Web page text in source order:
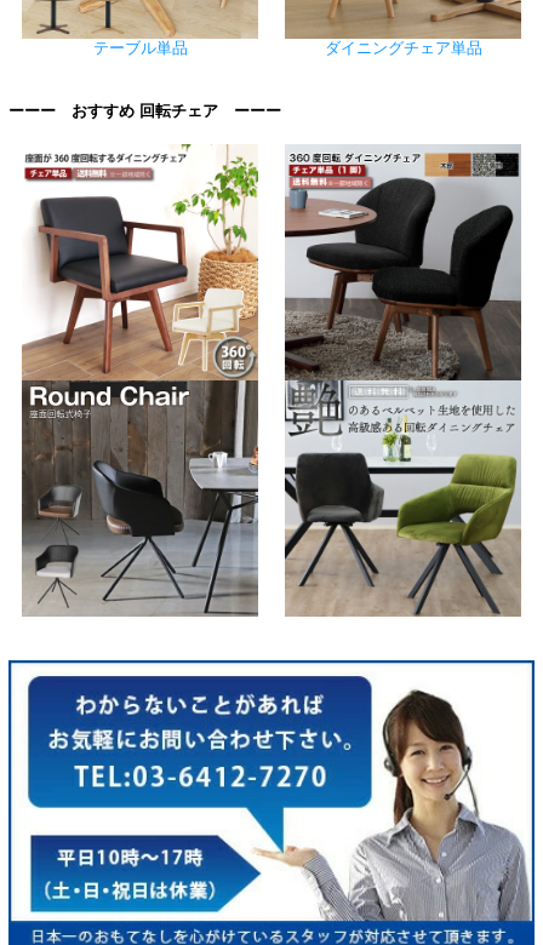
テーブル単品 ダイニングチェア単品
ーーー おすすめ 回転チェア ーーー